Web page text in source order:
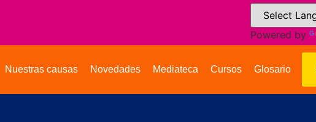
Powered by
Nuestras causas Novedades Mediateca Cursos Glosario